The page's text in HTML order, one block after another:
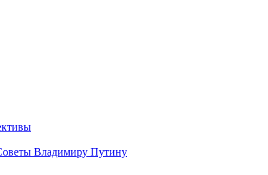
Владимиру Путину